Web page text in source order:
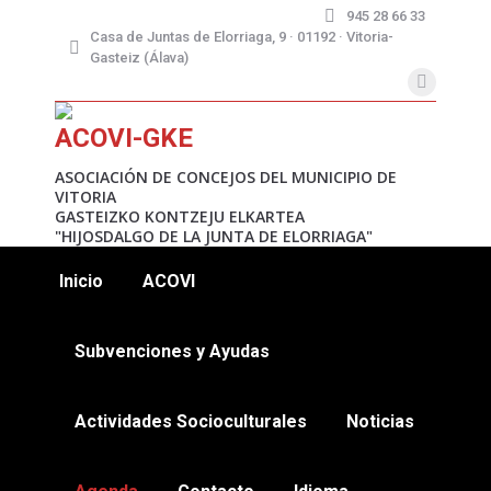
945 28 66 33
Casa de Juntas de Elorriaga, 9 · 01192 · Vitoria-
Gasteiz (Álava)
X
ACOVI-GKE
ASOCIACIÓN DE CONCEJOS DEL MUNICIPIO DE
VITORIA
GASTEIZKO KONTZEJU ELKARTEA
"HIJOSDALGO DE LA JUNTA DE ELORRIAGA"
Inicio ACOVI
Subvenciones y Ayudas
Actividades Socioculturales Noticias